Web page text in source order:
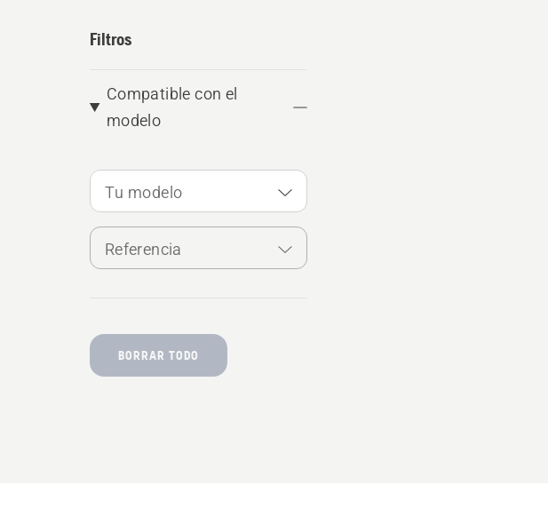
Filtros
Compatible con el
modelo
Tu modelo
Referencia
BORRAR TODO